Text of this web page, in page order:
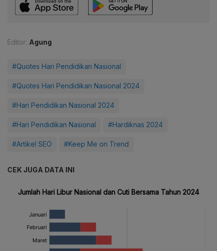
Editor: Agung
#Quotes Hari Pendidikan Nasional
#Quotes Hari Pendidikan Nasional 2024
#Hari Pendidikan Nasional 2024
#Hari Pendidikan Nasional #Hardiknas 2024
#Artikel SEO #Keep Me on Trend
CEK JUGA DATA INI